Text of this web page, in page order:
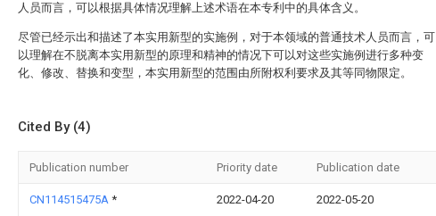
人员而言，可以根据具体情况理解上述术语在本专利中的具体含义。
尽管已经示出和描述了本实用新型的实施例，对于本领域的普通技术人员而言，可
以理解在不脱离本实用新型的原理和精神的情况下可以对这些实施例进行多种变
化、修改、替换和变型，本实用新型的范围由所附权利要求及其等同物限定。
Cited By (4)
Publication number Priority date Publication date
CN114515475A * 2022-04-20 2022-05-20